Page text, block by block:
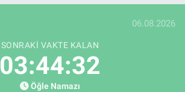
06.08.2026
SONRAKI VAKTE KALAN
03:44:32
Öğle Namazı